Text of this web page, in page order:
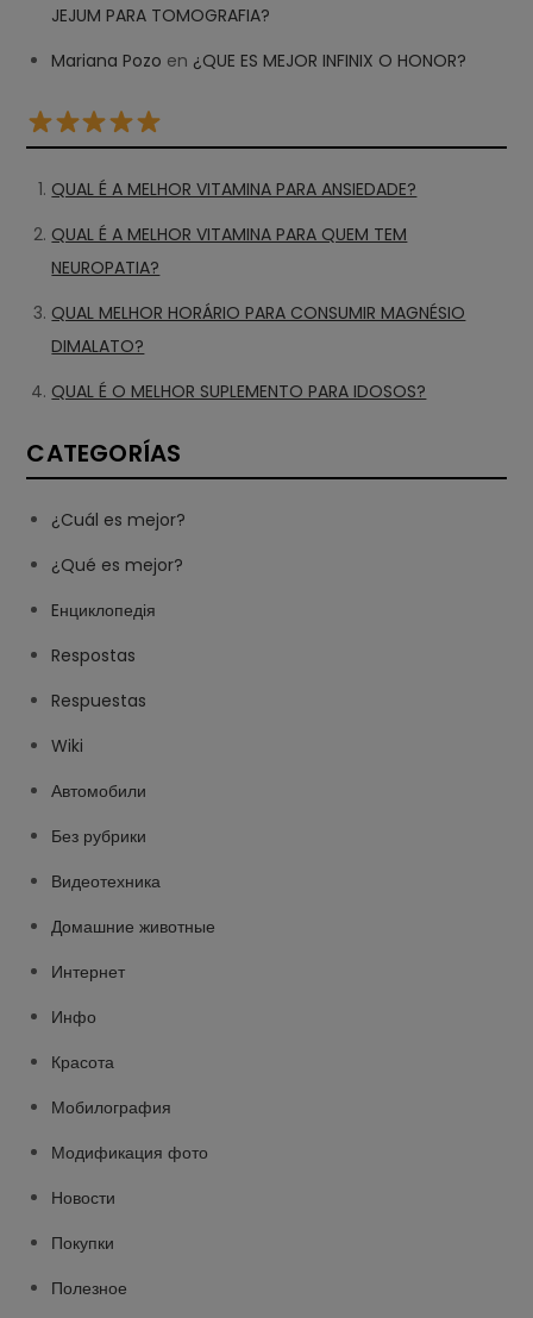
JEJUM PARA TOMOGRAFIA?
Mariana Pozo en ¿QUE ES MEJOR INFINIX O HONOR?
QUAL É A MELHOR VITAMINA PARA ANSIEDADE?
QUAL É A MELHOR VITAMINA PARA QUEM TEM
NEUROPATIA?
QUAL MELHOR HORÁRIO PARA CONSUMIR MAGNÉSIO
DIMALATO?
QUAL É O MELHOR SUPLEMENTO PARA IDOSOS?
CATEGORÍAS
¿Cuál es mejor?
¿Qué es mejor?
Eнциклопедія
Respostas
Respuestas
Wiki
Автомобили
Без рубрики
Видеотехника
Домашние животные
Интернет
Инфо
Красота
Мобилография
Модификация фото
Новости
Покупки
Полезное